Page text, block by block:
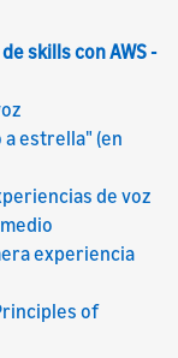
skills con AWS -
a estrella" (en
de voz
experiencia
of